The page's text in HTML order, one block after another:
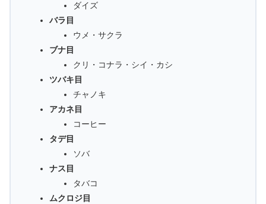
ダイズ
バラ目
ウメ・サクラ
ブナ目
クリ・コナラ・シイ・カシ
ツバキ目
チャノキ
アカネ目
コーヒー
タデ目
ソバ
ナス目
タバコ
ムクロジ目